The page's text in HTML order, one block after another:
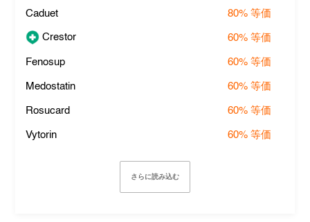
Caduet 80% 等価
Crestor 60% 等価
Fenosup 60% 等価
Medostatin 60% 等価
Rosucard 60% 等価
Vytorin 60% 等価
さらに読み込む